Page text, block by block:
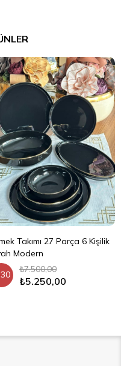
Takımı 27 Parça 6 Kişilik
Modern
₺5.250,00
₺7.500,00